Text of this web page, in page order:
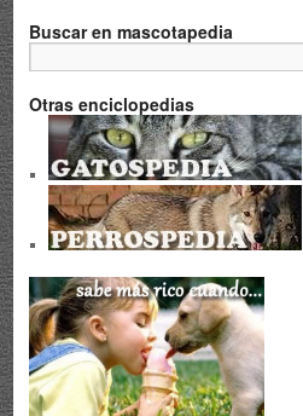
Buscar en mascotapedia
Otras enciclopedias